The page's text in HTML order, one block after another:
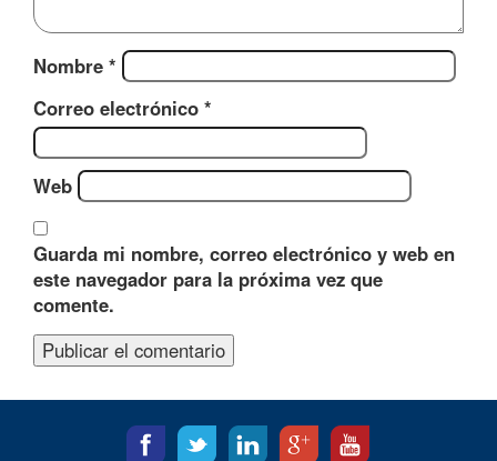
Nombre *
Correo electrónico *
Web
Guarda mi nombre, correo electrónico y web en
este navegador para la próxima vez que
comente.